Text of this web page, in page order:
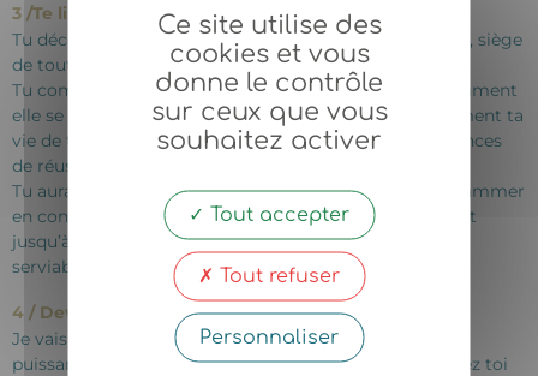
3 /Te libérer enfin de tes croyances limitantes
Tu découvriras comment fonctionne ton subconscient, siège
de toutes tes croyances.
Tu comprendras ce qu’est une croyance, quand et comment
elle se forme et à quel point elle impacte inconsciemment ta
vie de tous les jours, facilitant versus sabotant tes chances
de réussir.
Tu auras toutes les clés qui te permettront de reprogrammer
en conscience les schémas et paternes qui te limitaient
jusqu’à aujourd’hui pour laisser place à des croyances
serviables engendrant bien-être et réussite.
4 / Devenir leader de ta vie
Je vais te transmettre une méthode incroyablement
puissante, efficace et reproductible une fois seul(e) chez toi
Ce site utilise des
cookies et vous
donne le contrôle
sur ceux que vous
souhaitez activer
Tout accepter
Tout refuser
Personnaliser